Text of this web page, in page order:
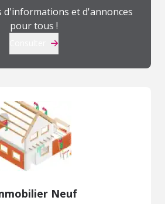
d'informations et d'annonces
pour tous !
Neuf